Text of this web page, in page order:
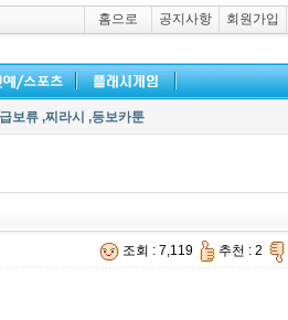
홈으로 공지사항 회원가입
보류 ,찌라시 ,등보카툰
조회 : 7,119 추천 : 2